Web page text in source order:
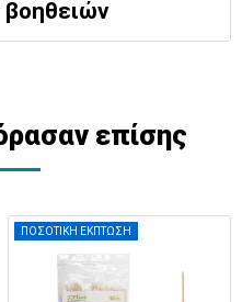
επίσης
ΠΟΣΟΤΙΚΗ ΕΚΠΤΩΣΗ